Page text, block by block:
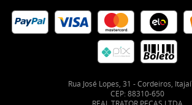
Rua José Lopes, 31 -Cordeiros, Itajaí
CEP: 88310-650